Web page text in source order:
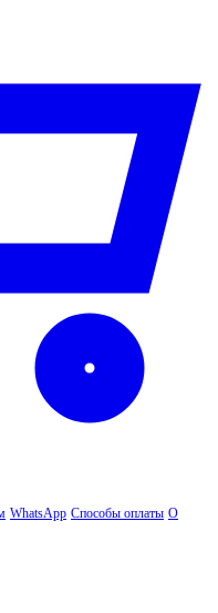
WhatsApp Способы оплаты О